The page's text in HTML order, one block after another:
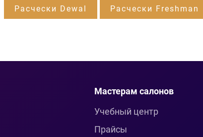
Расчески Dewal Расчески Freshman
Мастерам салонов
Учебный центр
Прайсы